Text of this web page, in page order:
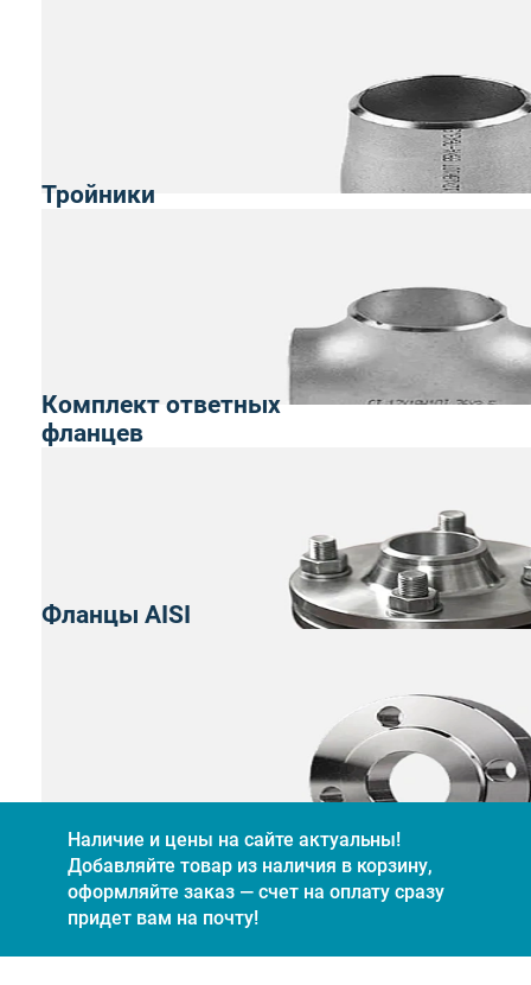
Тройники
Комплект ответных
фланцев
Фланцы AISI
Наличие и цены на сайте актуальны!
Добавляйте товар из наличия в корзину,
оформляйте заказ — счет на оплату сразу
придет вам на почту!